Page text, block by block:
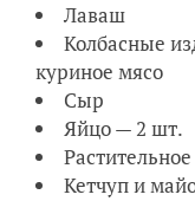
Лаваш
Колбасные
куриное мясо
Сыр
Яйцо — 2 шт.
Кетчуп и